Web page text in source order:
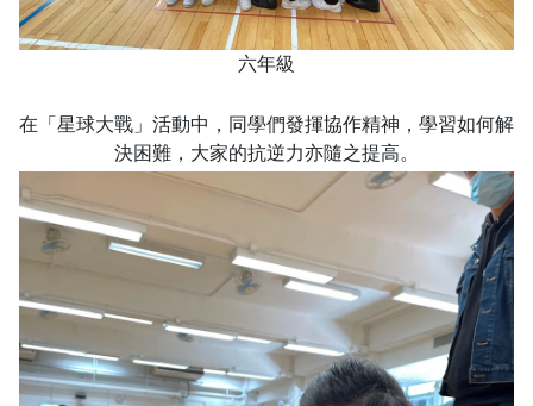
六年級
在「星球大戰」活動中，同學們發揮協作精神，學習如何解
決困難，大家的抗逆力亦隨之提高。